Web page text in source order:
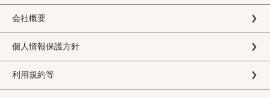
会社概要
個人情報保護方針
利用規約等